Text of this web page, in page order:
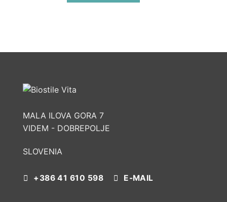
MALA ILOVA GORA 7
VIDEM - DOBREPOLJE
SLOVENIA
+386 41 610 598 E-MAIL